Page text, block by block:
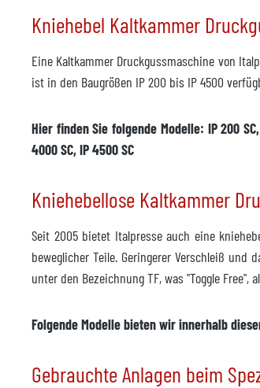
Lieferzeit
Preis
Kniehebel Kaltkammer
Eine Kaltkammer Druckgussmaschine von
ist in den Baugrößen IP 200 bis IP 4500
Hier finden Sie folgende Modelle: IP 200 SC,
4000 SC, IP 4500 SC
Kniehebellose Kaltkammer
Seit 2005 bietet Italpresse auch eine
beweglicher Teile. Geringerer Verschleiß
unter den Bezeichnung TF, was "Toggle Free",
Folgende Modelle bieten wir innerhalb dieser
Gebrauchte Anlagen beim